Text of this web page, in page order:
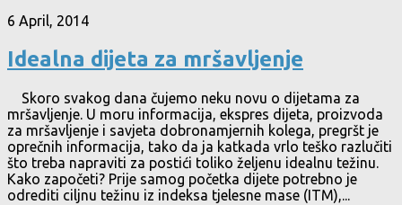
6 April, 2014
Idealna dijeta za mršavljenje
Skoro svakog dana čujemo neku novu o dijetama za
mršavljenje. U moru informacija, ekspres dijeta, proizvoda
za mršavljenje i savjeta dobronamjernih kolega, pregršt je
oprečnih informacija, tako da ja katkada vrlo teško razlučiti
što treba napraviti za postići toliko željenu idealnu težinu.
Kako započeti? Prije samog početka dijete potrebno je
odrediti ciljnu težinu iz indeksa tjelesne mase (ITM),...